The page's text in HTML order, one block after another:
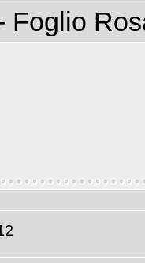
Foglio